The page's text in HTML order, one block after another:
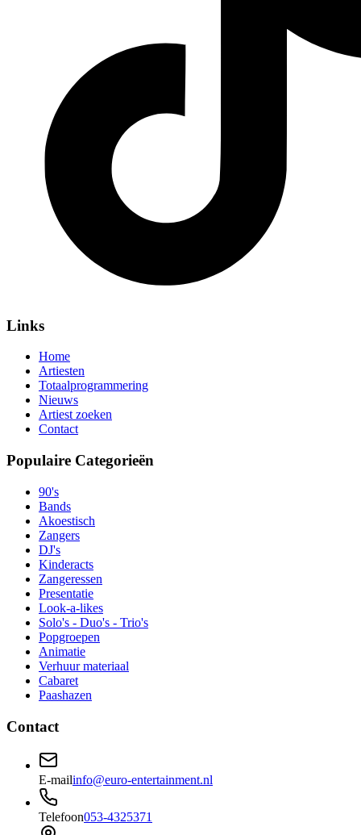
Links
Home
Artiesten
Totaalprogrammering
Nieuws
Artiest zoeken
Contact
Populaire Categorieën
90's
Bands
Akoestisch
Zangers
DJ's
Kinderacts
Zangeressen
Presentatie
Look-a-likes
Solo's - Duo's - Trio's
Popgroepen
Animatie
Verhuur materiaal
Cabaret
Paashazen
Contact
E-mailinfo@euro-entertainment.nl
Telefoon053-4325371